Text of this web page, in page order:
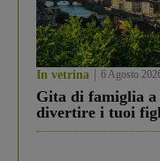
In vetrina 6 Agosto
Gita di famiglia
divertire i tuoi